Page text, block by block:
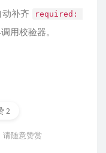
动补齐 required:
用校验器。
2
请随意赞赏